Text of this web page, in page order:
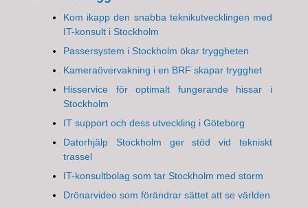
Kom ikapp den snabba teknikutvecklingen med
IT-konsult i Stockholm
Passersystem i Stockholm ökar tryggheten
Kameraövervakning i en BRF skapar trygghet
Hisservice för optimalt fungerande hissar i
Stockholm
IT support och dess utveckling i Göteborg
Datorhjälp Stockholm ger stöd vid tekniskt
trassel
IT-konsultbolag som tar Stockholm med storm
Drönarvideo som förändrar sättet att se världen